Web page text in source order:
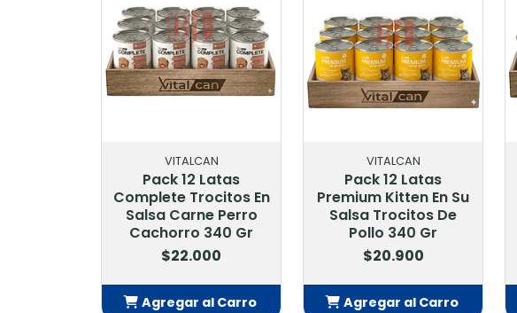
VITALCAN
Pack 12 Latas
Complete Trocitos En
Salsa Carne Perro
Cachorro 340 Gr
$22.000
Agregar al Carro
VITALCAN
Pack 12 Latas
Premium Kitten En Su
Salsa Trocitos De
Pollo 340 Gr
$20.900
Agregar al Carro